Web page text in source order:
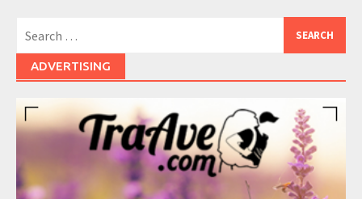
ADVERTISING